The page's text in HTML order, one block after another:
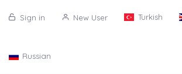
Sign in New User Turkish
Russian